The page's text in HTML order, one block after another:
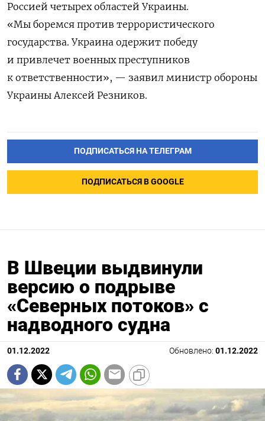
Россией четырех областей Украины.
«Мы боремся против террористического
государства. Украина одержит победу
и привлечет военных преступников
к ответственности», — заявил министр обороны
Украины Алексей Резников.
ПОДПИСАТЬСЯ НА ТЕЛЕГРАМ
ПОДПИСАТЬСЯ В GOOGLE
В Швеции выдвинули
версию о подрыве
«Северных потоков» с
надводного судна
01.12.2022 Обновлено: 01.12.2022